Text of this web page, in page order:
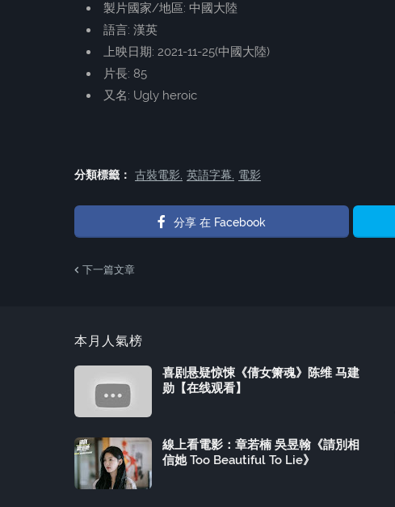
製片國家/地區: 中國大陸
語言: 漢英
上映日期: 2021-11-25(中國大陸)
片長: 85
又名: Ugly heroic
分類標籤： 古裝電影 英語字幕 電影
分享 在 Facebook
下一篇文章
本月人氣榜
喜剧悬疑惊悚《倩女箫魂》陈维 马建
勋【在线观看】
線上看電影：章若楠 吳昱翰《請別相
信她 Too Beautiful To Lie》